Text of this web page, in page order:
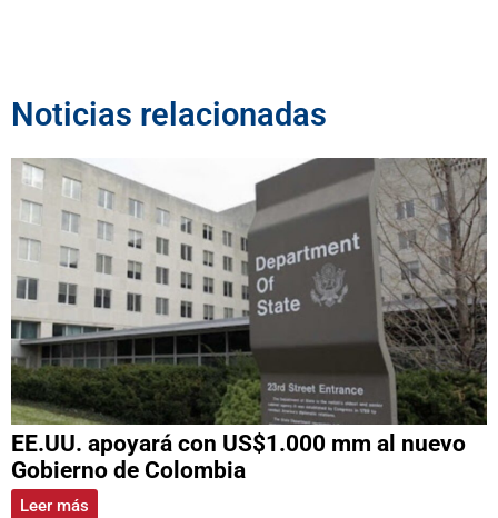
Noticias relacionadas
EE.UU. apoyará con US$1.000 mm al nuevo
Gobierno de Colombia
Leer más